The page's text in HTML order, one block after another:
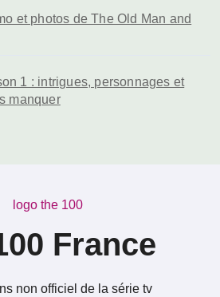
et photos de The Old Man and
1 : intrigues, personnages et
manquer
France
non officiel de la série tv